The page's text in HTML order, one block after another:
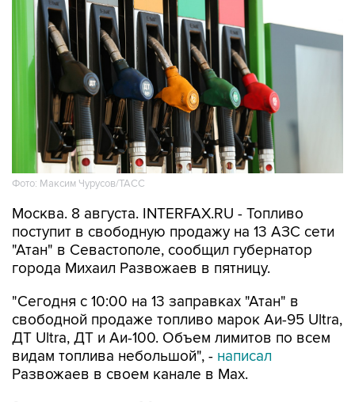
Фото: Максим Чурусов/ТАСС
Москва. 8 августа. INTERFAX.RU - Топливо
"Атан" в Севастополе, сообщил губернатор
города Михаил Развожаев в пятницу.
"Сегодня с 10:00 на 13 заправках "Атан" в
ДТ Ultra, ДТ и Аи-100. Объем лимитов по всем
видам топлива небольшой", - написал
Развожаев в своем канале в Max.
Заправить можно 20 литров в одну машину,